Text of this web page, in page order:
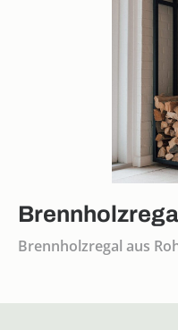
Brennholzregal
Brennholzregal aus